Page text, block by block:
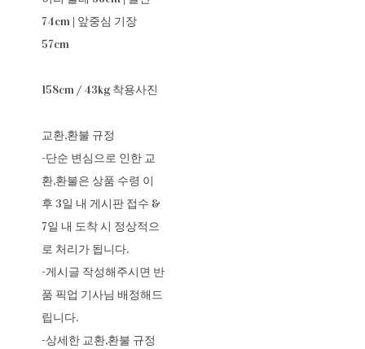
74cm | 앞중심 기장
57cm
158cm / 43kg 착용사진
교환,환불 규정
-단순 변심으로 인한 교
환,환불은 상품 수령 이
후 3일 내 게시판 접수 &
7일 내 도착 시 정상적으
로 처리가 됩니다.
-게시글 작성해주시면 반
품 픽업 기사님 배정해드
립니다.
-상세한 교환,환불 규정